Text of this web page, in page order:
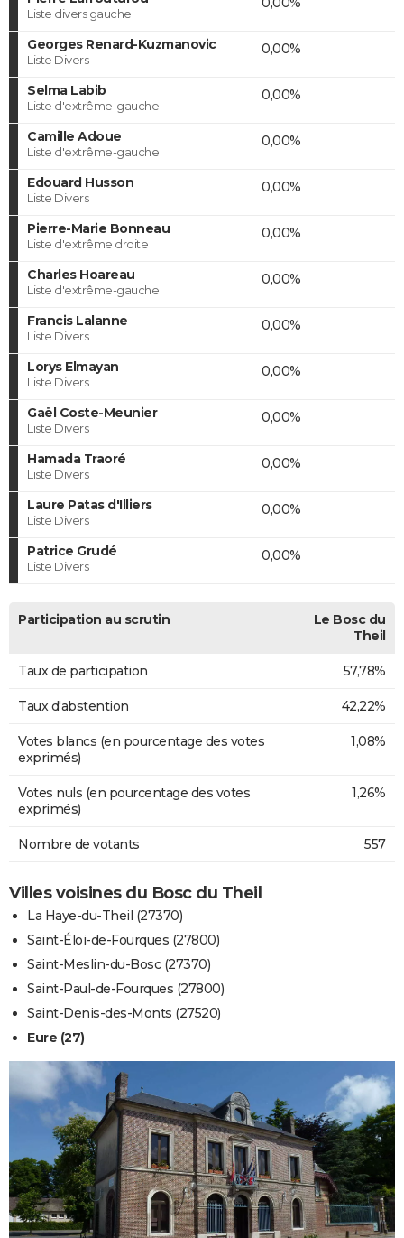
Liste divers gauche
Georges Renard-Kuzmanovic
Liste Divers
0,00%
Selma Labib
Liste d'extrême-gauche
0,00%
Camille Adoue
Liste d'extrême-gauche
0,00%
Edouard Husson
Liste Divers
0,00%
Pierre-Marie Bonneau
Liste d'extrême droite
0,00%
Charles Hoareau
Liste d'extrême-gauche
0,00%
Francis Lalanne
Liste Divers
0,00%
Lorys Elmayan
Liste Divers
0,00%
Gaël Coste-Meunier
Liste Divers
0,00%
Hamada Traoré
Liste Divers
0,00%
Laure Patas d'Illiers
Liste Divers
0,00%
Patrice Grudé
Liste Divers
0,00%
Participation au scrutin
Le Bosc du
Theil
Taux de participation 57,78%
Taux d'abstention 42,22%
Votes blancs (en pourcentage des votes
exprimés)
1,08%
Votes nuls (en pourcentage des votes
exprimés)
1,26%
Nombre de votants 557
Villes voisines du Bosc du Theil
La Haye-du-Theil (27370)
Saint-Éloi-de-Fourques (27800)
Saint-Meslin-du-Bosc (27370)
Saint-Paul-de-Fourques (27800)
Saint-Denis-des-Monts (27520)
Eure (27)